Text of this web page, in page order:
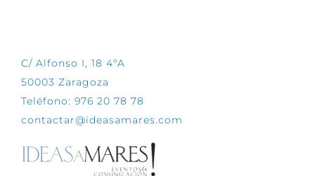
C/ Alfonso I, 18 4ºA
50003 Zaragoza
Teléfono: 976 20 78 78
contactar@ideasamares.com